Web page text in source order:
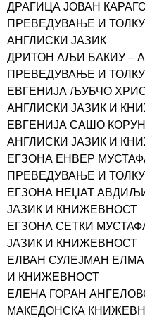
ДРАГИЦА ЈОВАН
ПРЕВЕДУВАЊЕ И
АНГЛИСКИ ЈАЗИК
ДРИТОН АЉИ БАКИУ –
ПРЕВЕДУВАЊЕ И
ЕВГЕНИЈА ЉУБЧО
АНГЛИСКИ ЈАЗИК И
ЕВГЕНИЈА САШО
АНГЛИСКИ ЈАЗИК И
ЕГЗОНА ЕНВЕР
ПРЕВЕДУВАЊЕ И
ЕГЗОНА НЕЏАТ
ЈАЗИК И КНИЖЕВНОСТ
ЕГЗОНА СЕТКИ
ЈАЗИК И КНИЖЕВНОСТ
ЕЛВАН СУЛЕЈМАН
И КНИЖЕВНОСТ
ЕЛЕНА ГОРАН
МАКЕДОНСКА